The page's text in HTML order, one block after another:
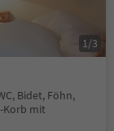
Bidet, Föhn,
Korb mit
1 /3